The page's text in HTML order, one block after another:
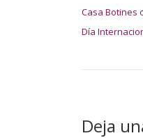
Casa Botines
Día
Deja